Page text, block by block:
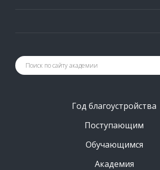
Год благоустройства
Поступающим
Обучающимся
Академия